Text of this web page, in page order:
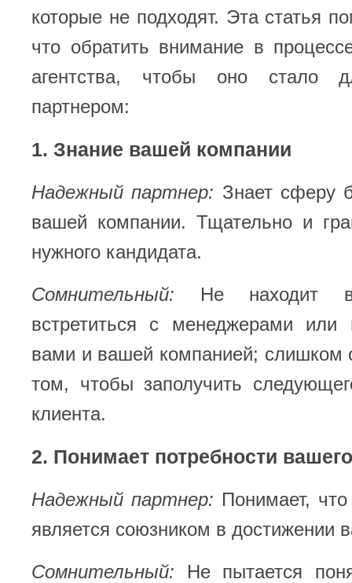
которые не подходят. Эта статья
что обратить внимание в
агентства, чтобы оно стало
партнером:
1. Знание вашей компании
Надежный партнер: Знает сферу
вашей компании. Тщательно и
нужного кандидата.
Сомнительный: Не находит
встретиться с менеджерами или
вами и вашей компанией; слишком
том, чтобы заполучить
клиента.
2. Понимает потребности
Надежный партнер: Понимает,
является союзником в достижении
Сомнительный: Не пытается